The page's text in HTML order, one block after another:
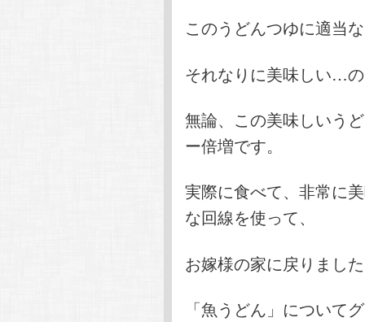
このうどんつゆに適当
それなりに美味しい…
無論、この美味しいう
ー倍増です。
実際に食べて、非常に
な回線を使って、
お嫁様の家に戻りまし
「魚うどん」について